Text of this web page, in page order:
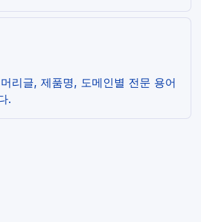
리글, 제품명, 도메인별 전문 용어
.